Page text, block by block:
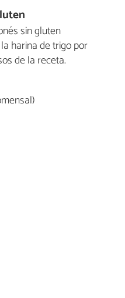
sin gluten
harina de trigo por
de la receta.